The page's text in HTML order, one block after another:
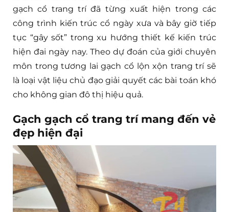
gạch cổ trang trí đã từng xuất hiện trong các
công trình kiến trúc cổ ngày xưa và bây giờ tiếp
tục “gây sốt” trong xu hướng thiết kế kiến trúc
hiện đai ngày nay. Theo dự đoán của giới chuyên
môn trong tương lai gạch cổ lộn xộn trang trí sẽ
là loại vật liệu chủ đạo giải quyết các bài toán khó
cho không gian đô thị hiệu quả.
Gạch gạch cổ trang trí mang đến vẻ
đẹp hiện đại